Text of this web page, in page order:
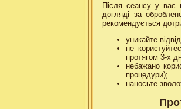
Після сеансу у вас
догляді за
рекомендується
уникайте
не
протягом 3-х
небажано
процедури);
наносьте